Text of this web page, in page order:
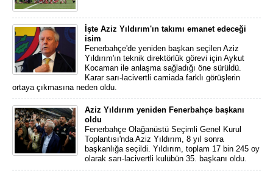
İşte Aziz Yıldırım'ın takımı emanet edeceği
isim
Fenerbahçe'de yeniden başkan seçilen Aziz
Yıldırım'ın teknik direktörlük görevi için Aykut
Kocaman ile anlaşma sağladığı öne sürüldü.
Karar sarı-lacivertli camiada farklı görüşlerin
ortaya çıkmasına neden oldu.
Aziz Yıldırım yeniden Fenerbahçe başkanı
oldu
Fenerbahçe Olağanüstü Seçimli Genel Kurul
Toplantısı'nda Aziz Yıldırım, 8 yıl sonra
başkanlığa seçildi. Yıldırım, toplam 17 bin 245 oy
olarak sarı-lacivertli kulübün 35. başkanı oldu.